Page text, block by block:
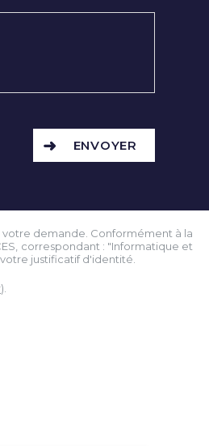
ENVOYER
votre demande. Conformément à la
correspondant : "Informatique et
justificatif d'identité.
).